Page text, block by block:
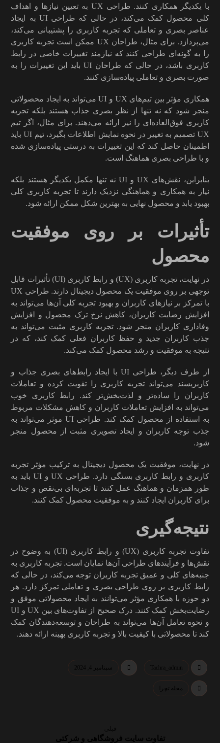
با یکدیگر همکاری کنند. طراحی UX به تعیین نیازها و اهداف
کلی محصول کمک می‌کند، در حالی که طراحی UI به ایجاد
عناصر بصری و تعاملی که تجربه کاربری را پشتیبانی می‌کند،
می‌پردازد. برای مثال، طراحان UX ممکن است تجربه کاربری
را به گونه‌ای طراحی کنند که نیازمند تغییرات خاصی در رابط
کاربری باشد، در حالی که طراحان UI باید این تغییرات را به
صورت بصری و تعاملی پیاده‌سازی کنند.
همکاری مؤثر بین تیم‌های UX و UI می‌تواند به ایجاد محصولاتی
منجر شود که نه تنها از نظر بصری جذاب هستند بلکه تجربه
کاربری فوق‌العاده‌ای را نیز ارائه می‌دهند. برای مثال، اگر تیم
UX تصمیم به تغییر در نحوه نمایش اطلاعات بگیرد، تیم UI باید
اطمینان حاصل کند که این تغییرات به درستی پیاده‌سازی شده
و با طراحی بصری هماهنگ است.
بنابراین، نقش‌های UX و UI نه تنها مکمل یکدیگر هستند بلکه
نیاز به همکاری و هماهنگی نزدیک دارند تا تجربه کاربری کلی
بهبود یابد و محصول نهایی به بهترین شکل ممکن ارائه شود.
تأثیرات بر روی موفقیت
محصول
در نهایت، تجربه کاربری (UX) و رابط کاربری (UI) تأثیرات قابل
توجهی بر روی موفقیت یک محصول دیجیتال دارند. طراحی UX
با تمرکز بر نیازهای کاربران و بهبود تجربه کلی آن‌ها می‌تواند به
افزایش رضایت کاربران، کاهش نرخ ترک محصول و افزایش
وفاداری کاربران منجر شود. تجربه کاربری مثبت می‌تواند به
جذب کاربران جدید و حفظ کاربران فعلی کمک کند، که در
نتیجه به موفقیت و رشد محصول کمک می‌کند.
از طرف دیگر، طراحی UI با ایجاد رابط‌های بصری جذاب و
کاربرپسند می‌تواند تجربه کاربری را تقویت کرده و تعاملات
کاربران را ساده‌تر و لذت‌بخش‌تر کند. رابط کاربری خوب
می‌تواند به افزایش تعاملات کاربران و کاهش مشکلات مربوط
به استفاده از محصول کمک کند. طراحی UI موثر می‌تواند به
جذب توجه کاربران و ایجاد تصویری مثبت از محصول منجر
شود.
در نهایت، موفقیت یک محصول دیجیتال به ترکیب مؤثر تجربه
کاربری و رابط کاربری بستگی دارد. طراحی UX و UI باید به
طور همزمان و هماهنگ عمل کنند تا تجربه‌ای بی‌نقص و جذاب
برای کاربران ایجاد کنند و به موفقیت محصول کمک کنند.
نتیجه‌گیری
تفاوت تجربه کاربری (UX) و رابط کاربری (UI) به وضوح در
نقش‌ها و فرآیندهای طراحی آن‌ها نمایان است. تجربه کاربری به
جنبه‌های کلی و عمیق تجربه کاربران توجه می‌کند، در حالی که
رابط کاربری بر روی طراحی بصری و تعاملی تمرکز دارد. هر
دو حوزه با همکاری مؤثر می‌توانند به ایجاد محصولاتی موفق و
رضایت‌بخش کمک کنند. درک صحیح از تفاوت‌های بین UX و UI
و نحوه تعامل آن‌ها می‌تواند به طراحان و توسعه‌دهندگان کمک
کند تا محصولاتی با کیفیت بالا و تجربه کاربری بهینه ارائه دهند.
Tachra_admin سپتامبر 4, 2024
مجله تچرا
تفاوت سایت فروشگاهی و شرکتی